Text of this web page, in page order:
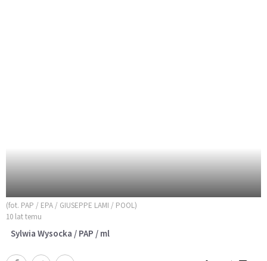
(fot. PAP / EPA / GIUSEPPE LAMI / POOL)
10 lat temu
Sylwia Wysocka / PAP / ml